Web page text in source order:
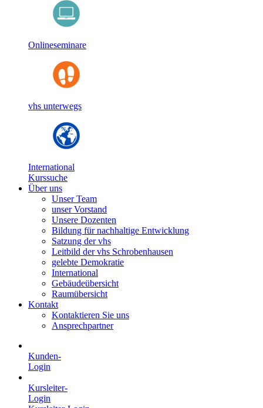
Onlineseminare
vhs unterwegs
International
Kurssuche
Über uns
Unser Team
unser Vorstand
Unsere Dozenten
Bildung für nachhaltige Entwicklung
Satzung der vhs
Leitbild der vhs Schrobenhausen
gelebte Demokratie
International
Gebäudeübersicht
Raumübersicht
Kontakt
Kontaktieren Sie uns
Ansprechpartner
Kunden-
Login
Kursleiter-
Login